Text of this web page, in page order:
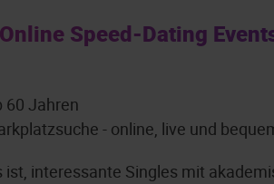
Speed-Dating
60 Jahren
- online, live und
interessante Singles mit